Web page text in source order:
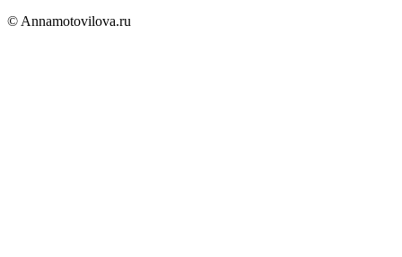
© Annamotovilova.ru